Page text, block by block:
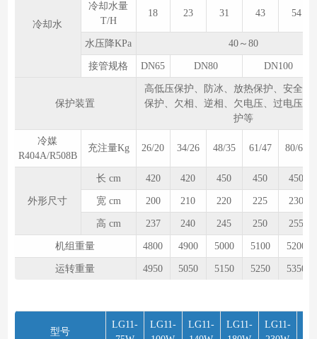
冷却水
冷却水量
T/H
18 23 31 43 54
水压降KPa 40～80
接管规格 DN65 DN80 DN100
保护装置
高低压保护、防冰、放热保护、安全阀
保护、欠相、逆相、欠电压、过电压、
护等
冷媒
R404A/R508B
充注量Kg 26/20 34/26 48/35 61/47 80/62
外形尺寸
长 cm 420 420 450 450 450
宽 cm 200 210 220 225 230
高 cm 237 240 245 250 255
机组重量 4800 4900 5000 5100 5200
运转重量 4950 5050 5150 5250 5350
型号
LG11-
LG11-
LG11-
LG11-
LG11-